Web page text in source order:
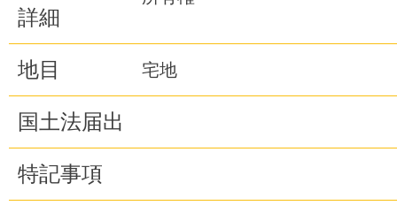
詳細
地目 宅地
国土法届出
特記事項